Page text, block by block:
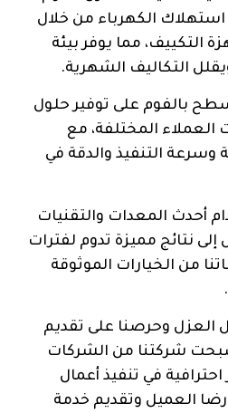
الكهرباء من خلال
التكييف، مما يوفر بيئة
التكاليف الشهرية.
بالفوم على توفير حلول
العملاء المختلفة، مع
وسرعة التنفيذ والدقة في
أحدث المعدات والتقنيات
نتائج مميزة تدوم لفترات
من الخيارات الموثوقة
العزل وحرصنا على تقديم
شركتنا من الشركات
في تنفيذ أعمال
رضا العميل وتقديم خدمة